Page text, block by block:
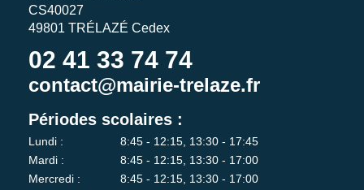
CS40027
49801 TRÉLAZÉ Cedex
02 41 33 74 74
contact@mairie-trelaze.fr
Périodes scolaires :
Lundi :
8:45 - 12:15, 13:30 - 17:45
Mardi :
8:45 - 12:15, 13:30 - 17:00
Mercredi :
8:45 - 12:15, 13:30 - 17:00